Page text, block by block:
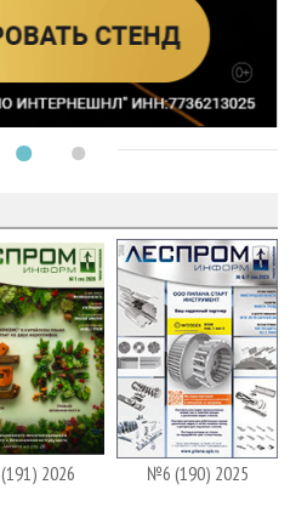
2026 №6 (190) 2025